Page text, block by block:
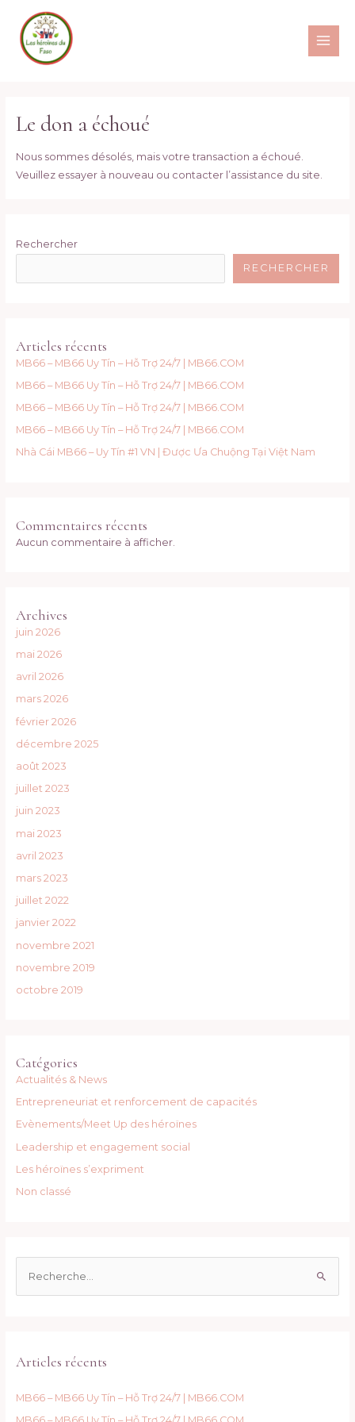
contenu
Le don a échoué
Nous sommes désolés, mais votre transaction a échoué.
Veuillez essayer à nouveau ou contacter l’assistance du site.
Rechercher
RECHERCHER
Articles récents
MB66 – MB66 Uy Tín – Hỗ Trợ 24/7 | MB66.COM
MB66 – MB66 Uy Tín – Hỗ Trợ 24/7 | MB66.COM
MB66 – MB66 Uy Tín – Hỗ Trợ 24/7 | MB66.COM
MB66 – MB66 Uy Tín – Hỗ Trợ 24/7 | MB66.COM
Nhà Cái MB66 – Uy Tín #1 VN | Được Ưa Chuộng Tại Việt Nam
Commentaires récents
Aucun commentaire à afficher.
Archives
juin 2026
mai 2026
avril 2026
mars 2026
février 2026
décembre 2025
août 2023
juillet 2023
juin 2023
mai 2023
avril 2023
mars 2023
juillet 2022
janvier 2022
novembre 2021
novembre 2019
octobre 2019
Catégories
Actualités & News
Entrepreneuriat et renforcement de capacités
Evènements/Meet Up des héroïnes
Leadership et engagement social
Les héroïnes s’expriment
Non classé
r
h
Articles récents
MB66 – MB66 Uy Tín – Hỗ Trợ 24/7 | MB66.COM